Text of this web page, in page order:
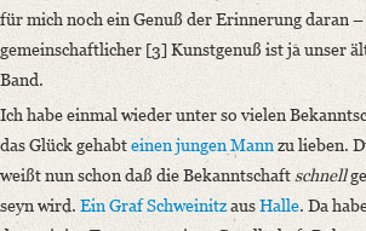
für mich noch ein Genuß der Erinnerung daran
gemeinschaftlicher [3] Kunstgenuß ist ja unser
Band.
Ich habe einmal wieder unter so vielen
das Glück gehabteinen jungen Mannzu lieben.
weißt nun schon daß die Bekanntschaftschnell
seyn wird. Ein Graf SchweinitzausHalle. Da